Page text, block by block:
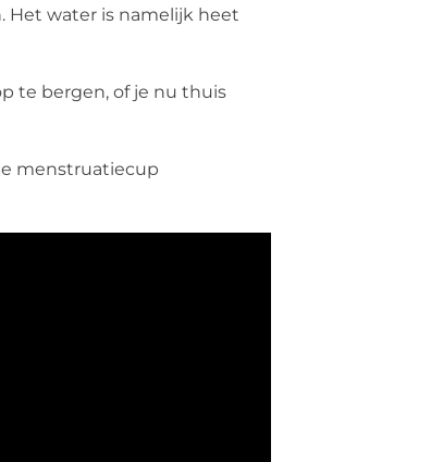
Het water is namelijk heet
te bergen, of je nu thuis
menstruatiecup